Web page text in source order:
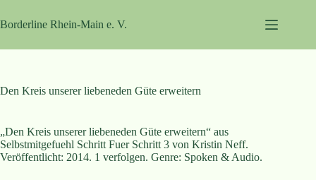
Inhalt
springen
Borderline Rhein-Main e. V.
Den Kreis unserer liebeneden Güte erweitern
„Den Kreis unserer liebeneden Güte erweitern“ aus
Selbstmitgefuehl Schritt Fuer Schritt 3 von Kristin Neff.
Veröffentlicht: 2014. 1 verfolgen. Genre: Spoken & Audio.